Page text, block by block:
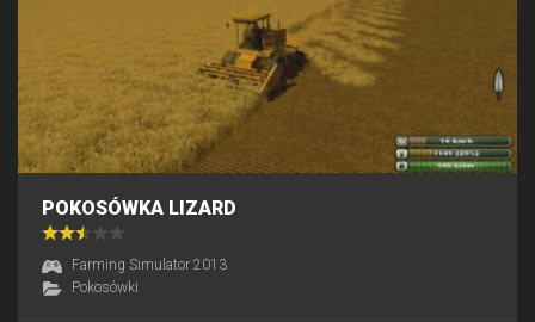
POKOSÓWKA LIZARD
Farming Simulator 2013
Pokosówki